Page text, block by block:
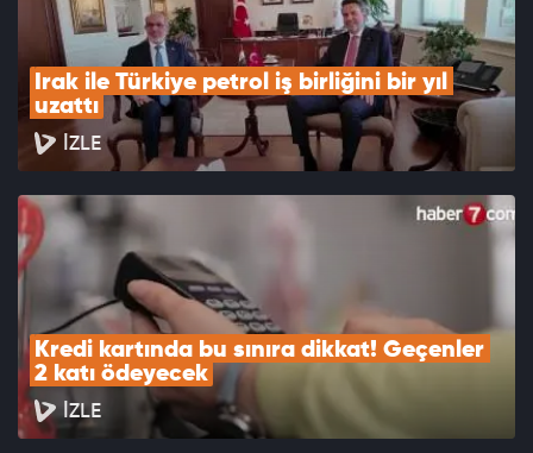
Irak ile Türkiye petrol iş birliğini bir yıl
uzattı
İZLE
Kredi kartında bu sınıra dikkat! Geçenler
2 katı ödeyecek
İZLE